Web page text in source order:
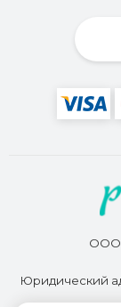
ООО
Юридический